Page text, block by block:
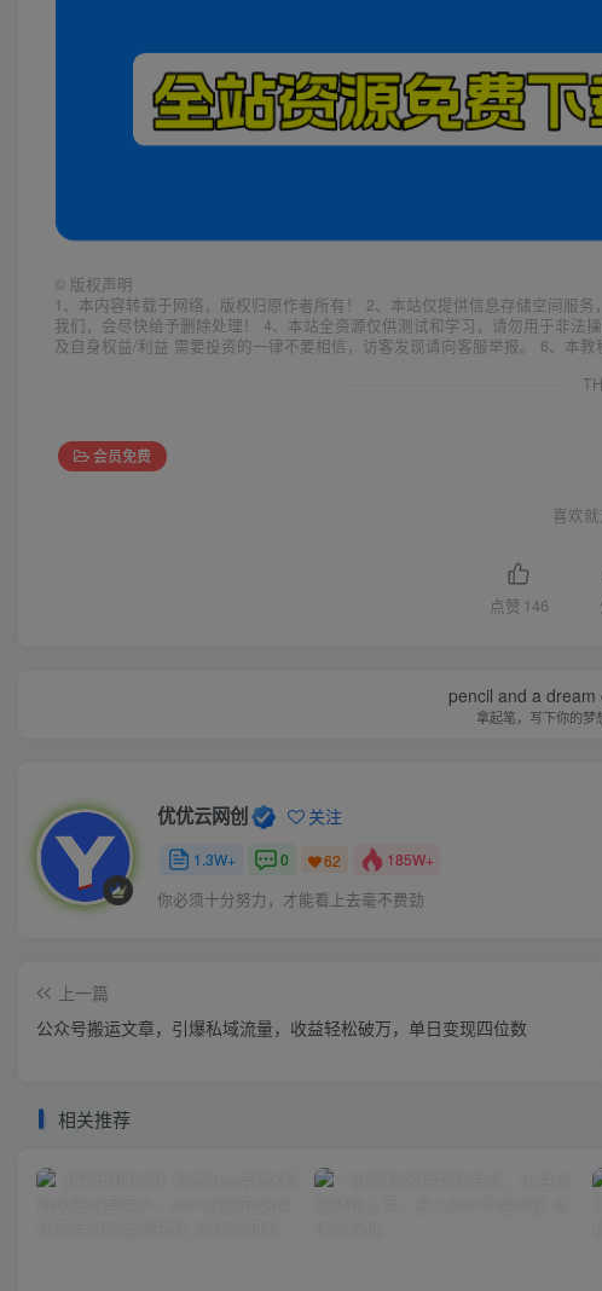
© 版权声明
1、本内容转载于网络，版权归原作者所有！ 2、本站仅提供信息存储空间服
我们，会尽快给予删除处理！ 4、本站全资源仅供测试和学习，请勿用于非
及自身权益/利益 需要投资的一律不要相信，访客发现请向客服举报。 6、本
会员免费
喜欢
点赞 146
pencil and a
拿起笔，写下你的
优优云网创 关注
1.3W+ 0 62 185W+
你必须十分努力，才能看上去毫不费劲
上一篇
公众号搬运文章，引爆私域流量，收益轻松破万，单日变现四位数
相关推荐